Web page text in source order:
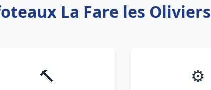
La Fare les Oliviers
🔨 ⚙️